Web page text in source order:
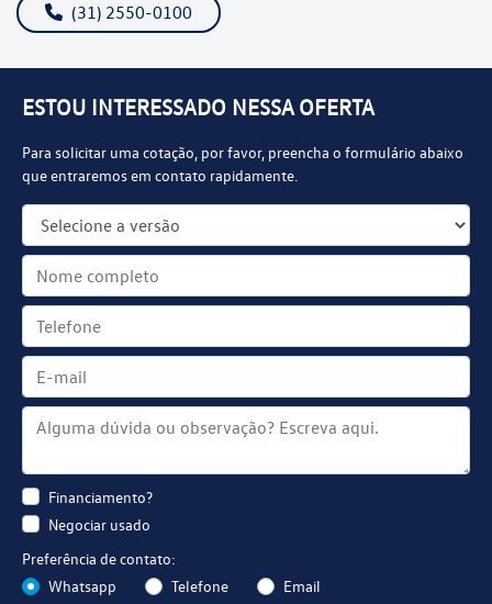
ESTOU INTERESSADO NESSA OFERTA
Para solicitar uma cotação, por favor, preencha o formulário abaixo
que entraremos em contato rapidamente.
Financiamento?
Negociar usado
Preferência de contato:
Whatsapp
Telefone Email
(31) 2550-0100